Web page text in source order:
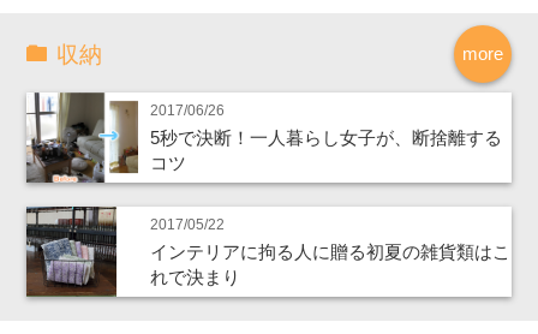
more
収納
2017/06/26
5秒で決断！一人暮らし女子が、断捨離する
コツ
2017/05/22
インテリアに拘る人に贈る初夏の雑貨類はこ
れで決まり